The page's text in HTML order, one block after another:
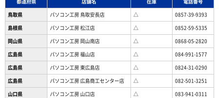
鳥取県
パソコン工房 鳥取安長店 △
0857-39-9393
島根県
パソコン工房 松江店 △
0852-59-5335
岡山県
パソコン工房 岡山南店 △
0868-05-2820
広島県
パソコン工房 福山店 △
084-991-1577
広島県
パソコン工房 東広島店 △
0824-31-0290
広島県
パソコン工房 広島商工センター店 △
082-501-3251
山口県
パソコン工房 山口店 △ 083-941-0311